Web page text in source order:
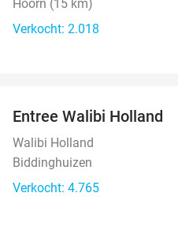
Hoorn (15 km)
Verkocht: 2.018
Entree Walibi Holland
Walibi Holland
Biddinghuizen
Verkocht: 4.765